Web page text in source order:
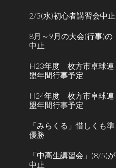
2/3(水)初心者講習会中止
8月～9月の大会(行事)の
中止
H23年度 枚方市卓球連
盟年間行事予定
H24年度 枚方市卓球連
盟年間行事予定
「みらくる」惜しくも準
優勝
「中高生講習会」(8/5)が
中止